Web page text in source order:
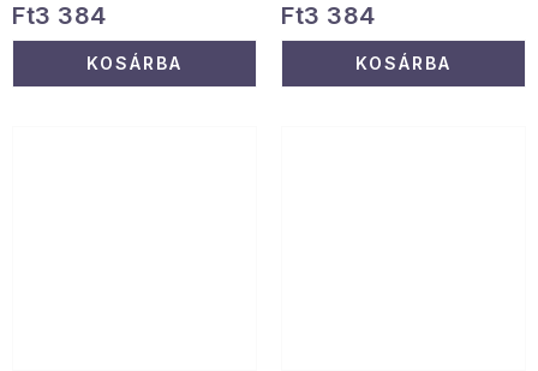
Ft3 384
KOSÁRBA
Ft3 384
KOSÁRBA